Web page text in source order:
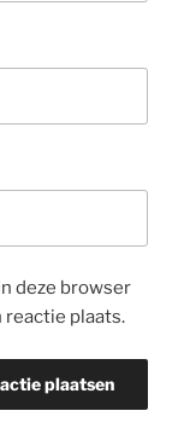
deze browser
reactie plaats.